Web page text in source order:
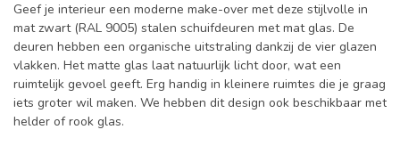
Geef je interieur een moderne make-over met deze stijlvolle in
mat zwart (RAL 9005) stalen schuifdeuren met mat glas. De
deuren hebben een organische uitstraling dankzij de vier glazen
vlakken. Het matte glas laat natuurlijk licht door, wat een
ruimtelijk gevoel geeft. Erg handig in kleinere ruimtes die je graag
iets groter wil maken. We hebben dit design ook beschikbaar met
helder of rook glas.